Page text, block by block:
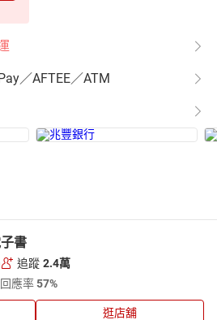
／AFTEE／ATM
書
追蹤 2.4萬
回應率57%
逛店舖